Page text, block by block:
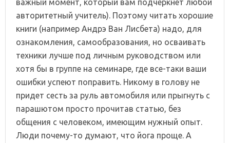
важный момент, который вам подчеркнет любой
авторитетный учитель). Поэтому читать хорошие
книги (например Андрэ Ван Лисбета) надо, для
ознакомления, самообразования, но осваивать
техники лучше под личным руководством или
хотя бы в группе на семинаре, где все-таки ваши
ошибки успеют поправить. Никому в голову не
придет сесть за руль автомобиля или прыгнуть с
парашютом просто прочитав статью, без
общения с человеком, имеющим нужный опыт.
Люди почему-то думают, что йога проще. А